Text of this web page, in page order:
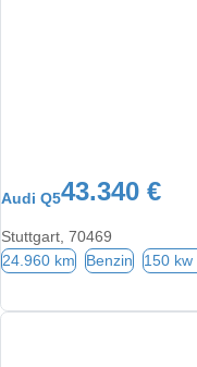
Audi Q543.340 €
Stuttgart, 70469
24.960 km
Benzin 150 kw